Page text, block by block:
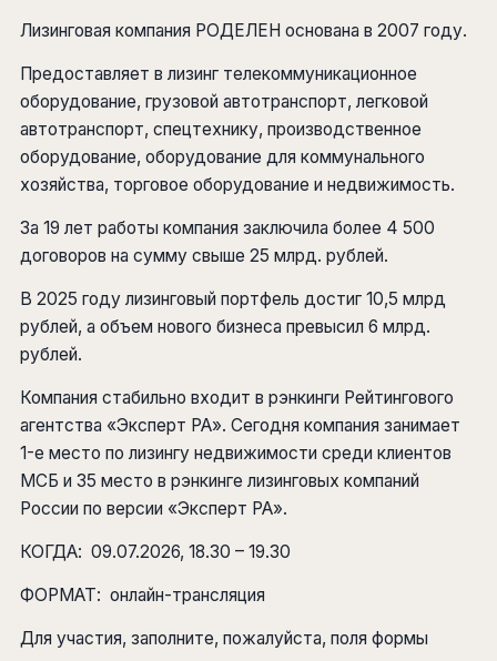
Лизинговая компания РОДЕЛЕН основана в 2007 году.
Предоставляет в лизинг телекоммуникационное
оборудование, грузовой автотранспорт, легковой
автотранспорт, спецтехнику, производственное
оборудование, оборудование для коммунального
хозяйства, торговое оборудование и недвижимость.
За 19 лет работы компания заключила более 4 500
договоров на сумму свыше 25 млрд. рублей.
В 2025 году лизинговый портфель достиг 10,5 млрд
рублей, а объем нового бизнеса превысил 6 млрд.
рублей.
Компания стабильно входит в рэнкинги Рейтингового
агентства «Эксперт РА». Сегодня компания занимает
1-е место по лизингу недвижимости среди клиентов
МСБ и 35 место в рэнкинге лизинговых компаний
России по версии «Эксперт РА».
КОГДА: 09.07.2026, 18.30 – 19.30
ФОРМАТ: онлайн-трансляция
Для участия, заполните, пожалуйста, поля формы